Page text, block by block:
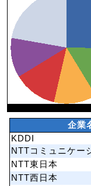
企業
KDDI
NTTコミュニケー
NTT東日本
NTT西日本